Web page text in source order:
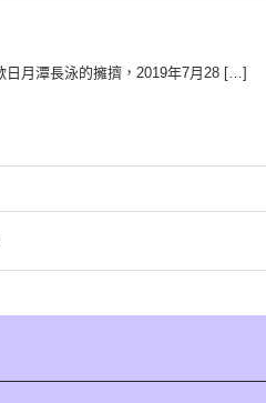
日月潭長泳的擁擠，2019年7月28 […]